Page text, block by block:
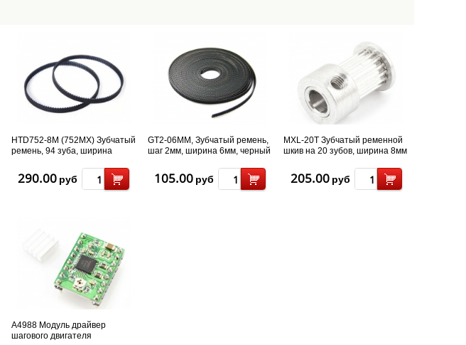
HTD752-8M (752MX) Зубчатый
ремень, 94 зуба, ширина
290.00 руб
GT2-06MM, Зубчатый ремень,
шаг 2мм, ширина 6мм, черный
105.00 руб
MXL-20T Зубчатый ременной
шкив на 20 зубов, ширина 8мм
205.00 руб
A4988 Модуль драйвер
шагового двигателя